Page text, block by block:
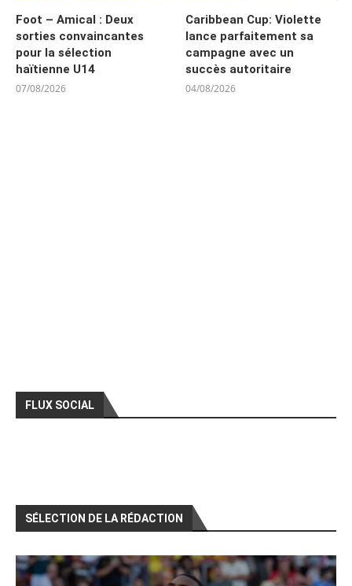
Foot – Amical : Deux
sorties convaincantes
pour la sélection
haïtienne U14
07/08/2026
Caribbean Cup: Violette
lance parfaitement sa
campagne avec un
succès autoritaire
04/08/2026
FLUX SOCIAL
SÉLECTION DE LA RÉDACTION